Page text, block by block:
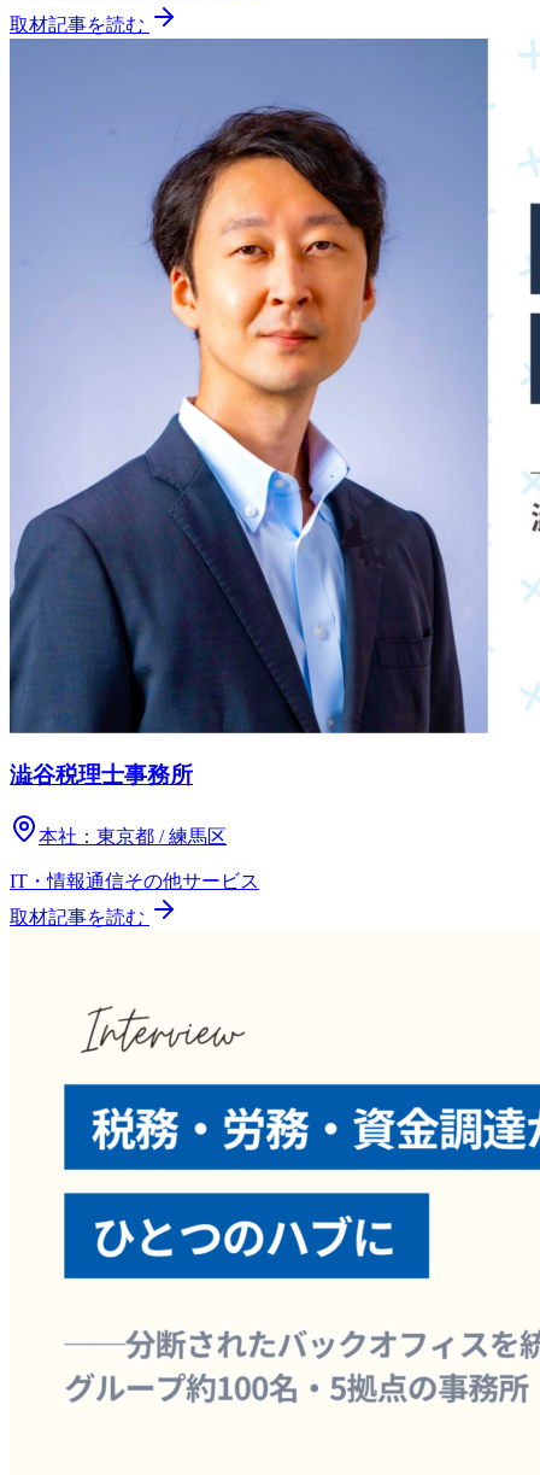
取材記事を読む
澁谷税理士事務所
本社： 東京都 / 練馬区
IT・情報通信その他サービス
取材記事を読む